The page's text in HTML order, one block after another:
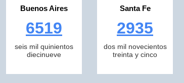
Buenos Aires
6519
seis mil quinientos
diecinueve
Santa Fe
2935
dos mil novecientos
treinta y cinco